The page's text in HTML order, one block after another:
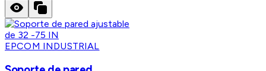
EPCOM INDUSTRIAL